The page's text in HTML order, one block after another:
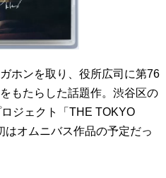
ホンを取り、役所広司に第76
もたらした話題作。渋谷区の
ジェクト「THE TOKYO
オムニバス作品の予定だっ